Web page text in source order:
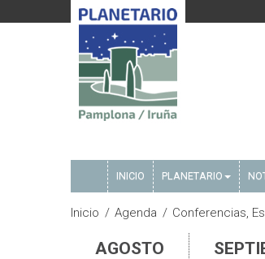
INICIO PLANETARIO
Inicio Agenda Conferencias,
AGOSTO